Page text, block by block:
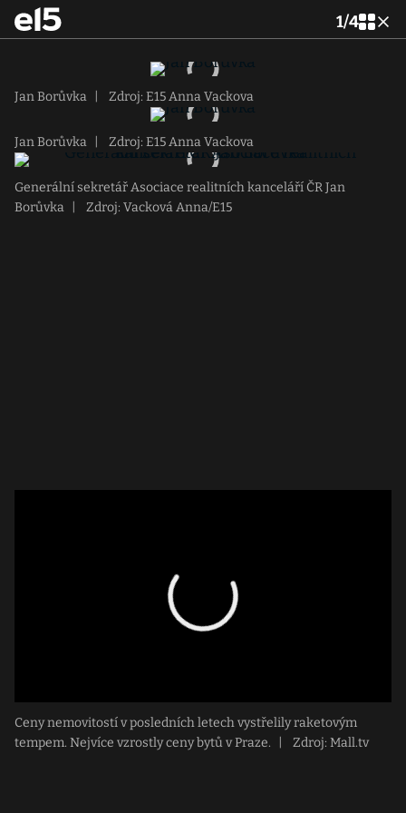
1/4
Jan Borůvka Zdroj: E15 Anna Vackova
Jan Borůvka Zdroj: E15 Anna Vackova
Generální sekretář Asociace realitních kanceláří ČR Jan
Borůvka
Zdroj: Vacková Anna/E15
Ceny nemovitostí v posledních letech vystřelily raketovým
tempem. Nejvíce vzrostly ceny bytů v Praze.
Zdroj: Mall.tv